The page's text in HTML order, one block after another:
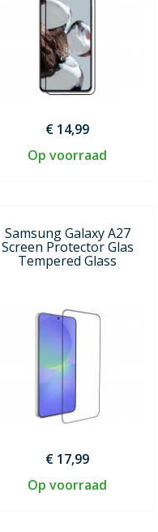
€ 14,99
Op voorraad
Samsung Galaxy A27
Screen Protector Glas
Tempered Glass
€ 17,99
Op voorraad